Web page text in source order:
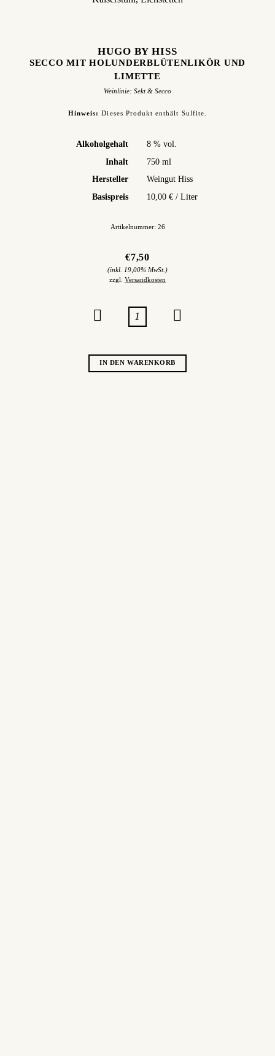
HUGO BY HISS
SECCO MIT HOLUNDERBLÜTENLIKÖR UND
LIMETTE
Weinlinie: Sekt & Secco
Hinweis: Dieses Produkt enthält Sulfite.
Alkoholgehalt
8 % vol.
Inhalt
750 ml
Hersteller
Weingut Hiss
Basispreis
10,00 € / Liter
Artikelnummer: 26
€7,50
inkl. 19,00% MwSt.
zzgl. Versandkosten
IN DEN WARENKORB